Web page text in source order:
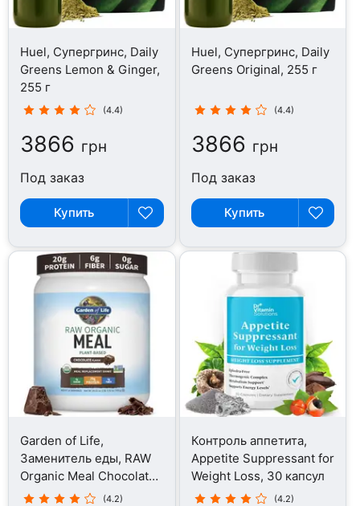
Huel, Супергринс, Daily
Greens Lemon & Ginger,
255 г
(4.4)
3866 грн
Под заказ
Купить
Huel, Супергринс, Daily
Greens Original, 255 г
(4.4)
3866 грн
Под заказ
Купить
Garden of Life,
Заменитель еды, RAW
Organic Meal Chocolate,
539 г
(4.2)
Контроль аппетита,
Appetite Suppressant for
Weight Loss, 30 капсул
(4.2)